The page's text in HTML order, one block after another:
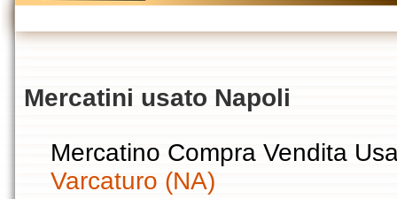
Mercatini usato Napoli
Mercatino Compra Vendita
Varcaturo (NA)